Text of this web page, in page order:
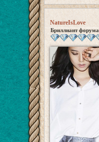
NatureIsLove
Бриллиант форума